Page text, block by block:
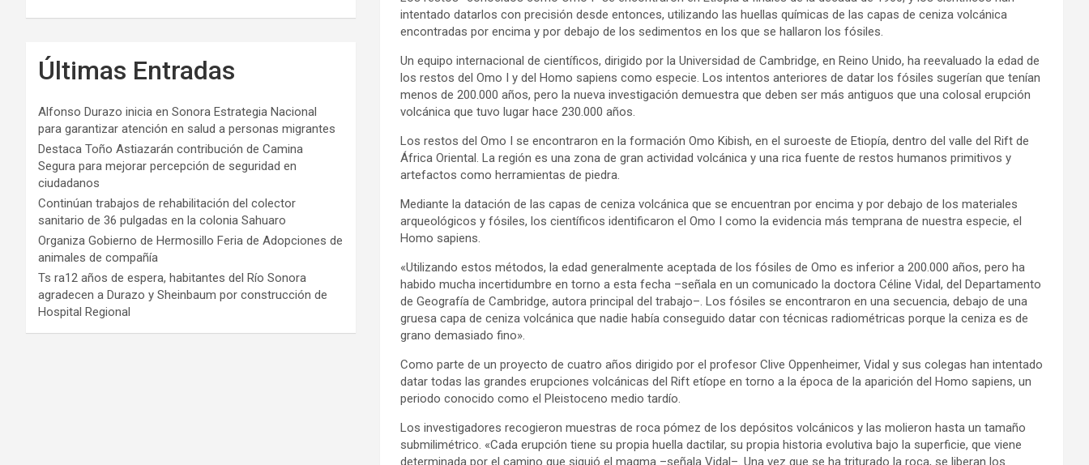
intentado datarlos con precisión desde entonces, utilizando las huellas químicas de las capas de ceniza volcánica
encontradas por encima y por debajo de los sedimentos en los que se hallaron los fósiles.
Un equipo internacional de científicos, dirigido por la Universidad de Cambridge, en Reino Unido, ha reevaluado la edad de
los restos del Omo I y del Homo sapiens como especie. Los intentos anteriores de datar los fósiles sugerían que tenían
menos de 200.000 años, pero la nueva investigación demuestra que deben ser más antiguos que una colosal erupción
volcánica que tuvo lugar hace 230.000 años.
Los restos del Omo I se encontraron en la formación Omo Kibish, en el suroeste de Etiopía, dentro del valle del Rift de
África Oriental. La región es una zona de gran actividad volcánica y una rica fuente de restos humanos primitivos y
artefactos como herramientas de piedra.
Mediante la datación de las capas de ceniza volcánica que se encuentran por encima y por debajo de los materiales
arqueológicos y fósiles, los científicos identificaron el Omo I como la evidencia más temprana de nuestra especie, el
Homo sapiens.
«Utilizando estos métodos, la edad generalmente aceptada de los fósiles de Omo es inferior a 200.000 años, pero ha
habido mucha incertidumbre en torno a esta fecha –señala en un comunicado la doctora Céline Vidal, del Departamento
de Geografía de Cambridge, autora principal del trabajo–. Los fósiles se encontraron en una secuencia, debajo de una
gruesa capa de ceniza volcánica que nadie había conseguido datar con técnicas radiométricas porque la ceniza es de
grano demasiado fino».
Como parte de un proyecto de cuatro años dirigido por el profesor Clive Oppenheimer, Vidal y sus colegas han intentado
datar todas las grandes erupciones volcánicas del Rift etíope en torno a la época de la aparición del Homo sapiens, un
periodo conocido como el Pleistoceno medio tardío.
Los investigadores recogieron muestras de roca pómez de los depósitos volcánicos y las molieron hasta un tamaño
submilimétrico. «Cada erupción tiene su propia huella dactilar, su propia historia evolutiva bajo la superficie, que viene
determinada por el camino que siguió el magma –señala Vidal–. Una vez que se ha triturado la roca, se liberan los
Últimas Entradas
Alfonso Durazo inicia en Sonora Estrategia Nacional
para garantizar atención en salud a personas migrantes
Destaca Toño Astiazarán contribución de Camina
Segura para mejorar percepción de seguridad en
ciudadanos
Continúan trabajos de rehabilitación del colector
sanitario de 36 pulgadas en la colonia Sahuaro
Organiza Gobierno de Hermosillo Feria de Adopciones de
animales de compañía
Ts ra12 años de espera, habitantes del Río Sonora
agradecen a Durazo y Sheinbaum por construcción de
Hospital Regional